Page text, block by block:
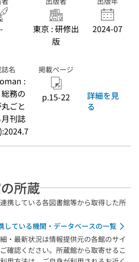
-
東京 : 研修出
版
2024-07
名
:
務の
ごと
刊誌
掲載ページ
p.15-22
詳細を見
る
所蔵
携している各図書館等から取得した所
している機関・データベースの一覧
・最新状況は情報提供元の各館のサイ
確認ください。所蔵館から取寄せるこ